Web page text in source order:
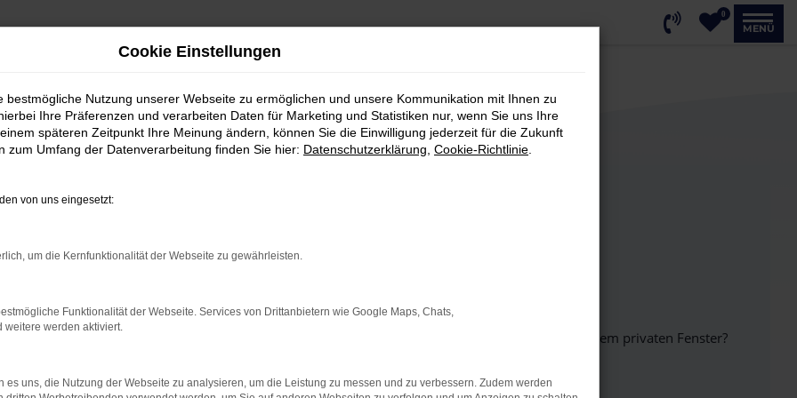
0
MENÜ
bestimmter Seiten verhindern. Funktioniert die Seite in einem anderen Browser oder in einem privaten Fenster?
beheben.
Cookie Einstellungen
bestmögliche Nutzung unserer Webseite zu ermöglichen und unsere Kommunikation mit Ihnen zu
Ihre Präferenzen und verarbeiten Daten für Marketing und Statistiken nur, wenn Sie uns Ihre
späteren Zeitpunkt Ihre Meinung ändern, können Sie die Einwilligung jederzeit für die Zukunft
zum Umfang der Datenverarbeitung finden Sie hier: Datenschutzerklärung Cookie-Richtlinie
von uns eingesetzt:
um die Kernfunktionalität der Webseite zu gewährleisten.
Funktionalität der Webseite. Services von Drittanbietern wie Google Maps, Chats,
weitere werden aktiviert.
es uns, die Nutzung der Webseite zu analysieren, um die Leistung zu messen und zu verbessern. Zudem werden